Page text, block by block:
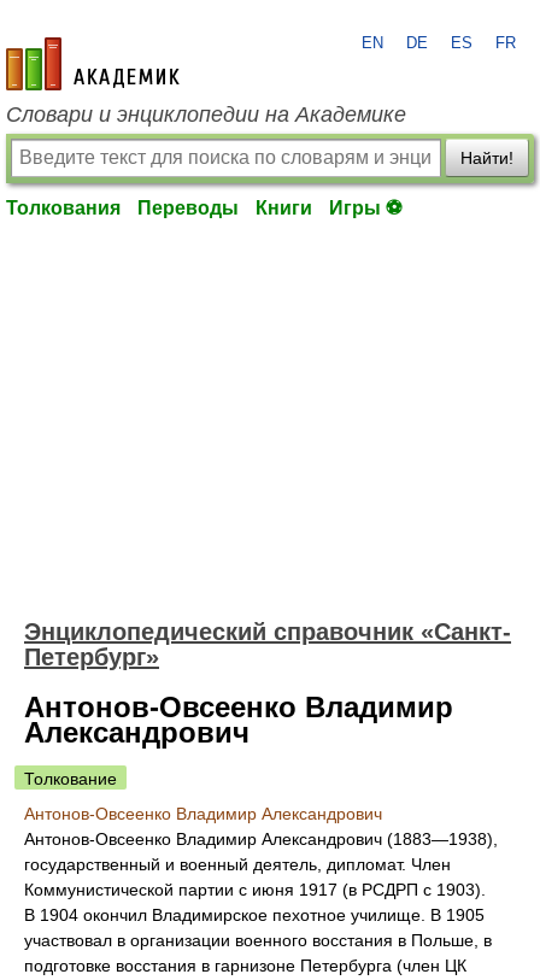
academic.ru
EN DE ES FR
Словари и энциклопедии на Академике
Найти!
Толкования Переводы Книги Игры ⚽
Энциклопедический справочник «Санкт-
Петербург»
Антонов-Овсеенко Владимир
Александрович
Толкование
Антонов-Овсеенко Владимир Александрович
Антонов-Овсеенко Владимир Александрович (1883—1938),
государственный и военный деятель, дипломат. Член
Коммунистической партии с июня 1917 (в РСДРП с 1903).
В 1904 окончил Владимирское пехотное училище. В 1905
участвовал в организации военного восстания в Польше, в
подготовке восстания в гарнизоне Петербурга (член ЦК